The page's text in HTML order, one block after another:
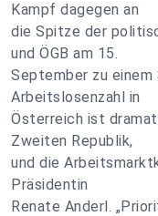
Kampf dagegen an
die Spitze der
und ÖGB am 15.
September zu einem
Arbeitslosenzahl in
Österreich ist
Zweiten Republik,
und die
Präsidentin
Renate Anderl.